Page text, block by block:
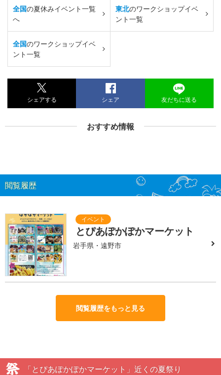
全国の夏休みイベント一覧
へ
東北のワークショップイベ
ント一覧
全国のワークショップイベ
ント一覧
シェアする シェア 友だちに送る
おすすめ情報
閲覧履歴
とぴあぽかぽかマーケット
岩手県・遠野市
閲覧履歴をもっと見る
「とぴあぽかぽかマーケット」近くの夏祭り